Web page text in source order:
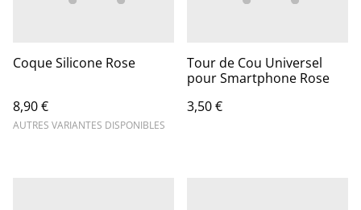
Coque Silicone Rose
8,90 €
AUTRES VARIANTES DISPONIBLES
Tour de Cou Universel
pour Smartphone Rose
3,50 €